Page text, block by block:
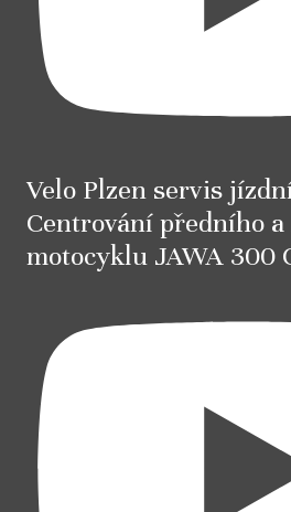
Velo Plzen servis
Centrování předního
motocyklu JAWA 300